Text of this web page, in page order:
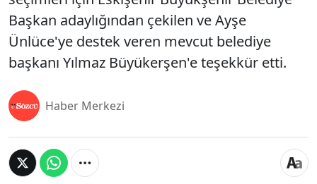
Başkan adaylığından çekilen ve Ayşe
Ünlüce'ye destek veren mevcut belediye
başkanı Yılmaz Büyükerşen'e teşekkür etti.
Haber Merkezi